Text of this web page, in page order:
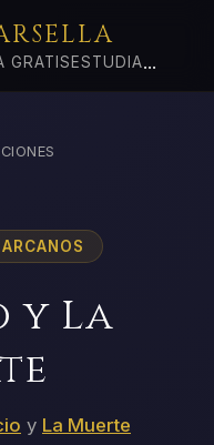
GRATIS ESTUDIA...
y La
y La Muerte